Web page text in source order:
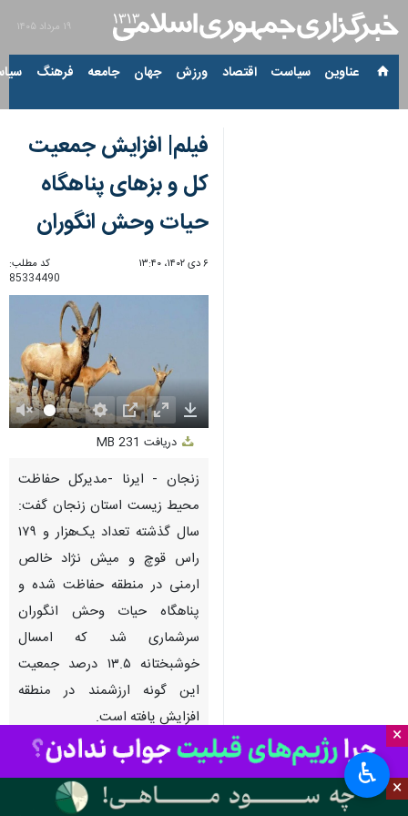
۱۹ مرداد ۱۴۰۵
عناوین‌ سیاست اقتصاد ورزش جهان جامعه فرهنگ
×
×
فیلم| افزایش جمعیت
کل و بزهای پناهگاه
حیات وحش انگوران
۶ دی ۱۴۰۲، ۱۳:۴۰
کد مطلب:
85334490
Unmute Settings
PIP
Enter
fullscreen
Download
دریافت 231 MB
زنجان - ایرنا -مدیرکل حفاظت
محیط زیست استان زنجان گفت:
سال گذشته تعداد یک‌هزار و ۱۷۹
راس قوچ و میش نژاد خالص
ارمنی در منطقه حفاظت شده و
پناهگاه حیات وحش انگوران
سرشماری شد که امسال
خوشبختانه ۱۳.۵ درصد جمعیت
این گونه ارزشمند در منطقه
افزایش یافته است.
بیشتر بخوانید
جمعیت قوچ و میش‌های
♿︎